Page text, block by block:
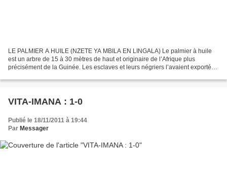
LE PALMIER A HUILE (NZETE YA MBILA EN LINGALA) Le palmier à huile
est un arbre de 15 à 30 mètres de haut et originaire de l’Afrique plus
précisément de la Guinée. Les esclaves et leurs négriers l’avaient exporté
VITA-IMANA : 1-0
Publié le 18/11/2011 à 19:44
Par Messager